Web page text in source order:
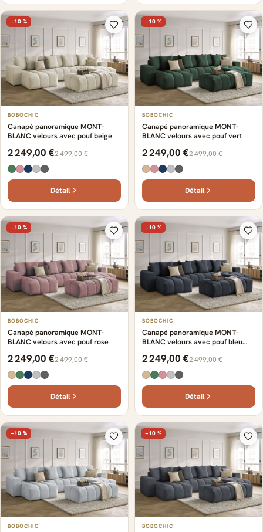
−10 %
BOBOCHIC
Canapé panoramique MONT-
BLANC velours avec pouf beige
2 249,00 €2 499,00 €
Détail
−10 %
BOBOCHIC
Canapé panoramique MONT-
BLANC velours avec pouf vert
2 249,00 €2 499,00 €
Détail
−10 %
BOBOCHIC
Canapé panoramique MONT-
BLANC velours avec pouf rose
2 249,00 €2 499,00 €
Détail
−10 %
BOBOCHIC
Canapé panoramique MONT-
BLANC velours avec pouf bleu
2 249,00 €2 499,00 €
Détail
−10 %
BOBOCHIC
−10 %
BOBOCHIC